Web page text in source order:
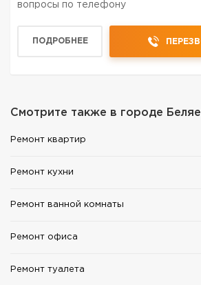
вопросы по телефону
ПОДРОБНЕЕ
Смотрите также в городе
Ремонт квартир
Ремонт кухни
Ремонт ванной комнаты
Ремонт офиса
Ремонт туалета